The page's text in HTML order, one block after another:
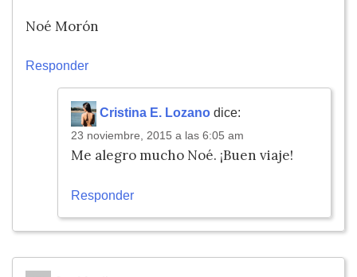
Noé Morón
Responder
Cristina E. Lozano dice:
23 noviembre, 2015 a las 6:05 am
Me alegro mucho Noé. ¡Buen viaje!
Responder